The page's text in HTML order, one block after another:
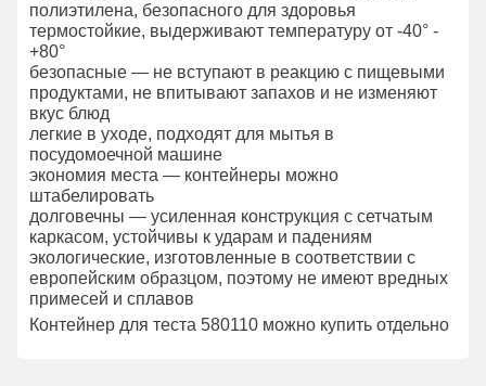
полиэтилена, безопасного для здоровья
термостойкие, выдерживают температуру от -40° -
+80°
безопасные — не вступают в реакцию с пищевыми
продуктами, не впитывают запахов и не изменяют
вкус блюд
легкие в уходе, подходят для мытья в
посудомоечной машине
экономия места — контейнеры можно
штабелировать
долговечны — усиленная конструкция с сетчатым
каркасом, устойчивы к ударам и падениям
экологические, изготовленные в соответствии с
европейским образцом, поэтому не имеют вредных
примесей и сплавов
Контейнер для теста 580110 можно купить отдельно